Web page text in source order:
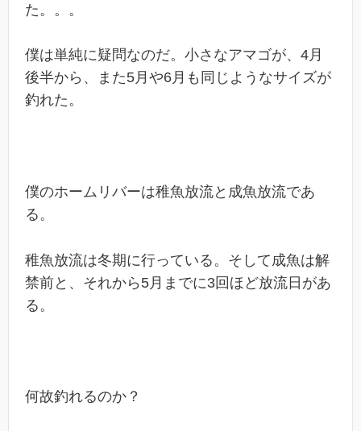
た。。。
僕は単純に疑問なのだ。小さなアマゴが、4月
後半から、また5月や6月も同じようなサイズが
釣れた。
僕のホームリバーは稚魚放流と成魚放流であ
る。
稚魚放流は冬期に行っている。そして成魚は解
禁前と、それから5月までに3回ほど放流日があ
る。
何故釣れるのか？